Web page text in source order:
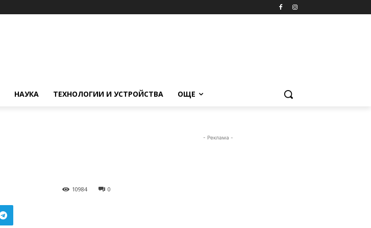
НАУКА ТЕХНОЛОГИИ И УСТРОЙСТВА ОЩЕ
0
10984
- Реклама -